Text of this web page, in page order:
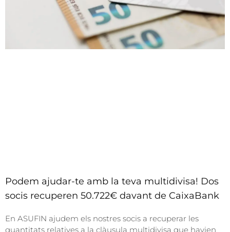
Podem ajudar-te amb la teva multidivisa! Dos
socis recuperen 50.722€ davant de CaixaBank
En ASUFIN ajudem els nostres socis a recuperar les
quantitats relatives a la clàusula multidivisa que havien